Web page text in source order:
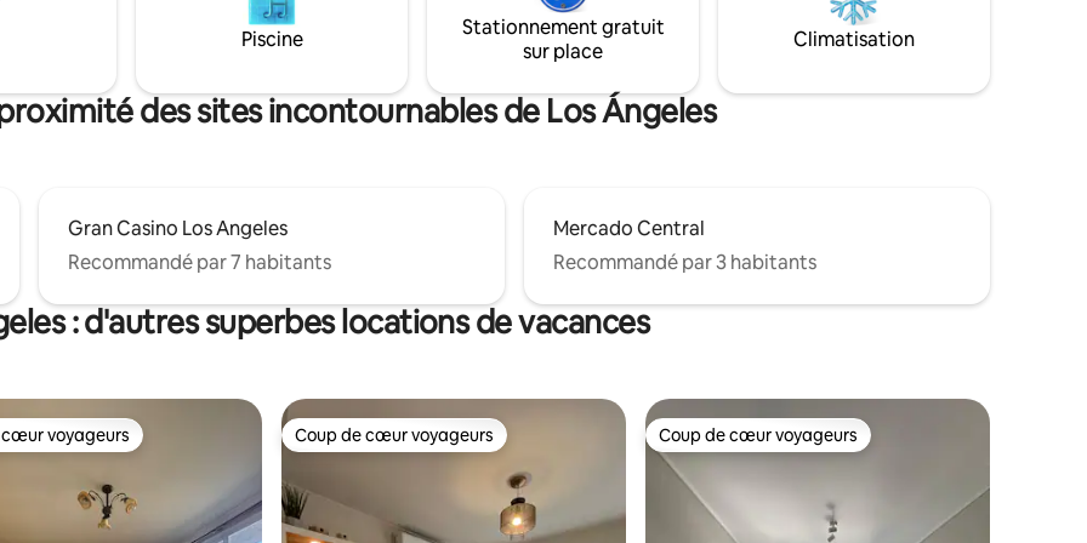
et pratique. Parking privé et
variété d'espaces communs
ordre, tels que des kiosques,
de profiter d’un séjour confortable sans
avoir à utiliser de véhicule ou de moyen
détendu. Il dispose de la climatisation et
du chauffage, ainsi que d’une terrasse
avec vue. Il est situé dans un quartier
Piscine
Stationnement gratuit
sur place
Climatisation
des sites incontournables de Los Ángeles
Gran Casino Los Angeles
Recommandé par 7 habitants
Mercado Central
Recommandé par 3 habitants
: d'autres superbes locations de vacances
voyageurs
voyageurs Coup de cœur voyageurs
Coup de cœur voyageurs Coup de cœur voyageurs
Coup de cœur voyageurs